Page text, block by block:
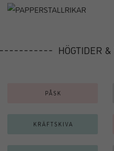
HÖGTIDER
PÅSK
KRÄFTSKIVA